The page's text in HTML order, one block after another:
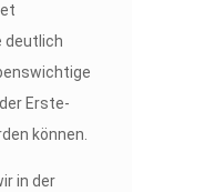
deutlich
Erste-
können.
in der